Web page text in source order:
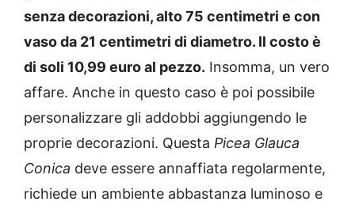
senza decorazioni, alto 75 centimetri e con
vaso da 21 centimetri di diametro. Il costo è
di soli 10,99 euro al pezzo. Insomma, un vero
affare. Anche in questo caso è poi possibile
personalizzare gli addobbi aggiungendo le
proprie decorazioni. Questa Picea Glauca
Conica deve essere annaffiata regolarmente,
richiede un ambiente abbastanza luminoso e